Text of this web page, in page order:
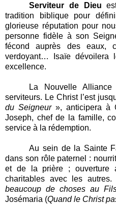
Serviteur de Dieu
tradition biblique pour
glorieuse réputation pour
personne fidèle à son
fécond auprès des eaux,
verdoyant… Isaïe dévoilera
excellence.
La Nouvelle
serviteurs. Le Christ l’est
du Seigneur», anticipera à
Joseph, chef de la famille,
service à la rédemption.
Au sein de la Sainte
dans son rôle paternel :
et de la prière ; ouverture
charitables avec les autres.
beaucoup de choses au
Josémaria (Quand le Christ